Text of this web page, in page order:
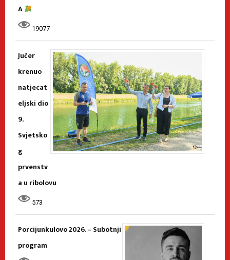
A
19077
Jučer
krenuo
natjecat
eljski dio
9.
Svjetsko
g
prvenstv
a u ribolovu
573
Porcijunkulovo 2026. – Subotnji
program